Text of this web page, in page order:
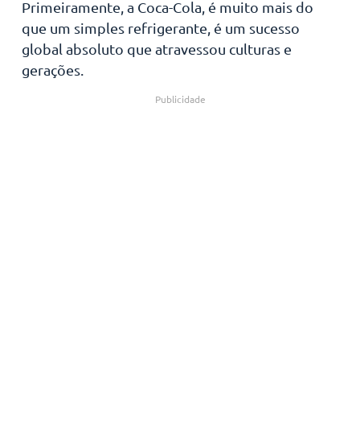
Primeiramente, a Coca-Cola, é muito mais do
que um simples refrigerante, é um sucesso
global absoluto que atravessou culturas e
gerações.
Publicidade